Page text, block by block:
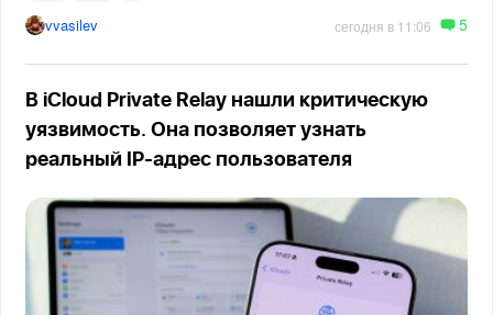
vvasilev сегодня в 11:06 5
В iCloud Private Relay нашли критическую
уязвимость. Она позволяет узнать
реальный IP-адрес пользователя